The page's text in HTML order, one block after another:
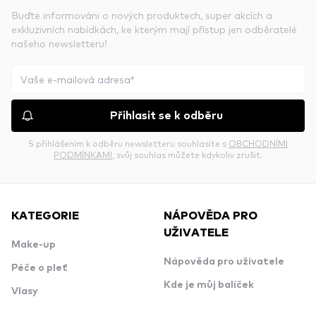
Buďte informováni o nových produktech, super akcích a
exkluzivních nabídkách, ke kterým mají přístup jen odběratelé
našeho newsletteru!
Přihlasit se k odběru
S přihlášením k odběru newsletteru souhlasíte s OBCHODNÍMI
PODMÍNKAMI , svůj souhlas můžete kdykoliv zrušit.
KATEGORIE
Make-up
Péče o pleť
Vlasy
NÁPOVĚDA PRO
UŽIVATELE
Nápověda pro uživatele
Kde je můj balíček